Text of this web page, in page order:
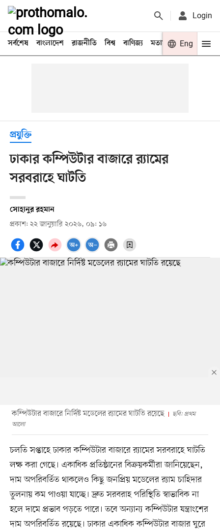
Login
সর্বশেষ বাংলাদেশ রাজনীতি বিশ্ব বাণিজ্য মতামত খেলা
Eng
প্রযুক্তি
ঢাকার কম্পিউটার বাজারে র‍্যামের
সরবরাহে ঘাটতি
সোহানুর রহমান
প্রকাশ: ২২ জানুয়ারি ২০২৬, ০৯: ১৬
কম্পিউটার বাজারে নির্দিষ্ট মডেলের র‍্যামের ঘাটতি রয়েছে
ছবি: প্রথম
আলো
চলতি সপ্তাহে ঢাকার কম্পিউটার বাজারে র‍্যামের সরবরাহে ঘাটতি
লক্ষ করা গেছে। একাধিক প্রতিষ্ঠানের বিক্রয়কর্মীরা জানিয়েছেন,
দাম অপরিবর্তিত থাকলেও কিছু জনপ্রিয় মডেলের র‍্যাম চাহিদার
তুলনায় কম পাওয়া যাচ্ছে। দ্রুত সরবরাহ পরিস্থিতি স্বাভাবিক না
হলে দামে প্রভাব পড়তে পারে। তবে অন্যান্য কম্পিউটার যন্ত্রাংশের
দাম অপরিবর্তিত রয়েছে। ঢাকার একাধিক কম্পিউটার বাজার ঘুরে